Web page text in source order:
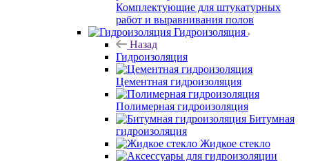
Комплектующие для штукатурных
работ и выравнивания полов
Гидроизоляция
Назад
Гидроизоляция
Цементная гидроизоляция
Полимерная гидроизоляция
Битумная
гидроизоляция
Жидкое стекло